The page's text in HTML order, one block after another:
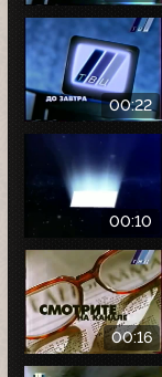
00:22
00:10
00:16